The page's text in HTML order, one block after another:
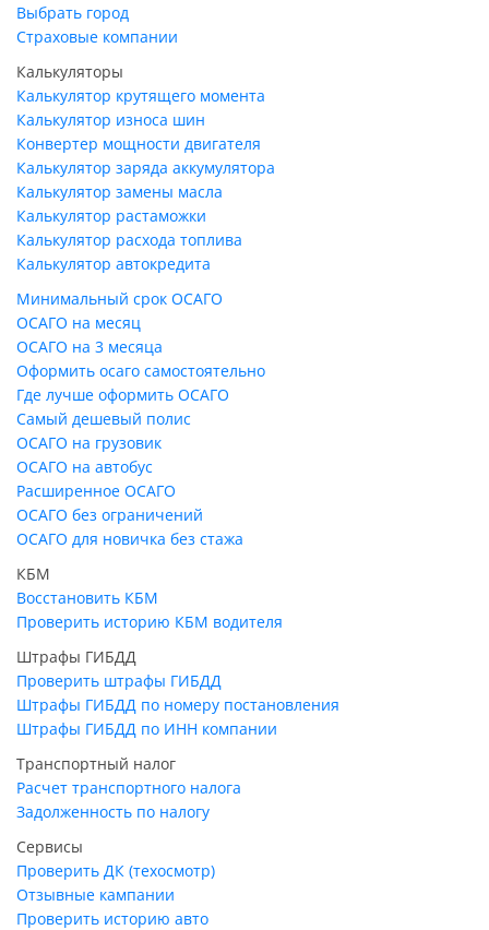
Выбрать город
Страховые компании
Калькуляторы
Калькулятор крутящего момента
Калькулятор износа шин
Конвертер мощности двигателя
Калькулятор заряда аккумулятора
Калькулятор замены масла
Калькулятор растаможки
Калькулятор расхода топлива
Калькулятор автокредита
Минимальный срок ОСАГО
ОСАГО на месяц
ОСАГО на 3 месяца
Оформить осаго самостоятельно
Где лучше оформить ОСАГО
Самый дешевый полис
ОСАГО на грузовик
ОСАГО на автобус
Расширенное ОСАГО
ОСАГО без ограничений
ОСАГО для новичка без стажа
КБМ
Восстановить КБМ
Проверить историю КБМ водителя
Штрафы ГИБДД
Проверить штрафы ГИБДД
Штрафы ГИБДД по номеру постановления
Штрафы ГИБДД по ИНН компании
Транспортный налог
Расчет транспортного налога
Задолженность по налогу
Сервисы
Проверить ДК (техосмотр)
Отзывные кампании
Проверить историю авто